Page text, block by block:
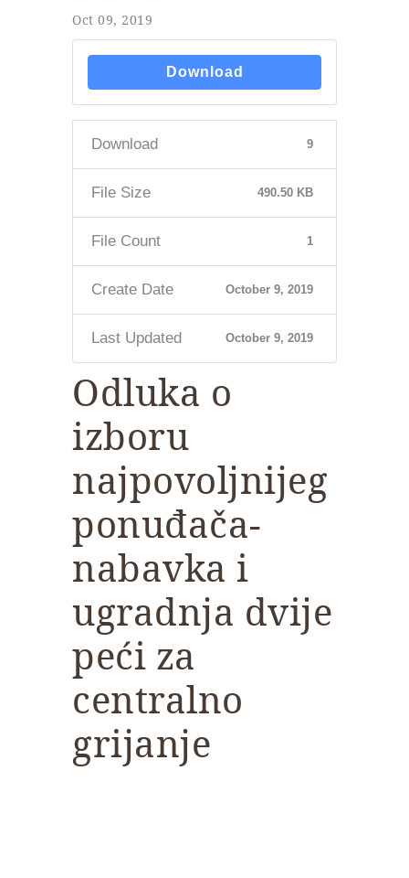
Oct 09, 2019
Download
Download 9
File Size 490.50 KB
File Count 1
Create Date October 9, 2019
Last Updated October 9, 2019
Odluka o
izboru
najpovoljnijeg
ponuđača-
nabavka i
ugradnja dvije
peći za
centralno
grijanje